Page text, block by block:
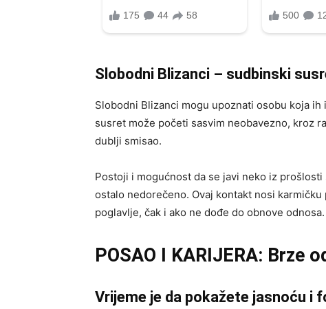
Slobodni Blizanci – sudbinski
Slobodni Blizanci mogu upoznati osobu koja
susret može početi sasvim neobavezno, kroz
dublji smisao.
Postoji i mogućnost da se javi neko iz
ostalo nedorečeno. Ovaj kontakt nosi
poglavlje, čak i ako ne dođe do obnove odnosa.
POSAO I KARIJERA: Brze
Vrijeme je da pokažete jasnoću i